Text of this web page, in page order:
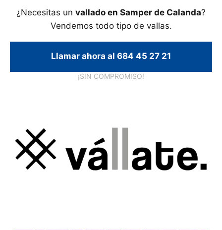
¿Necesitas un vallado en Samper de Calanda?
Vendemos todo tipo de vallas.
Llamar ahora al 684 45 27 21
¡SIN COMPROMISO!